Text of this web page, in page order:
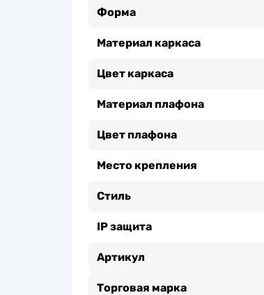
Форма
Материал каркаса
Цвет каркаса
Материал плафона
Цвет плафона
Место крепления
Стиль
IP защита
Артикул
Торговая марка